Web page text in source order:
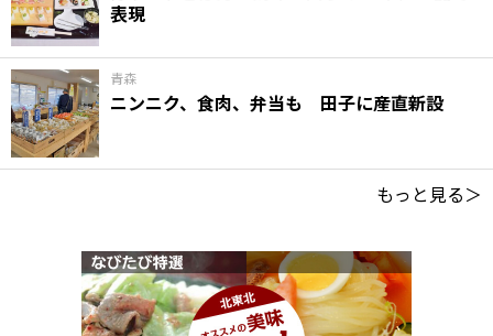
表現
青森
ニンニク、食肉、弁当も 田子に産直新設
もっと見る＞